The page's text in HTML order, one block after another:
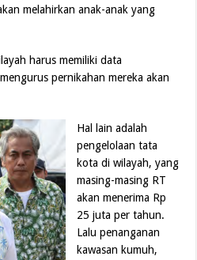
melahirkan anak-anak yang
harus memiliki data
pernikahan mereka akan
Hal lain adalah
pengelolaan tata
kota di wilayah, yang
masing-masing RT
akan menerima Rp
25 juta per tahun.
Lalu penanganan
kawasan kumuh,